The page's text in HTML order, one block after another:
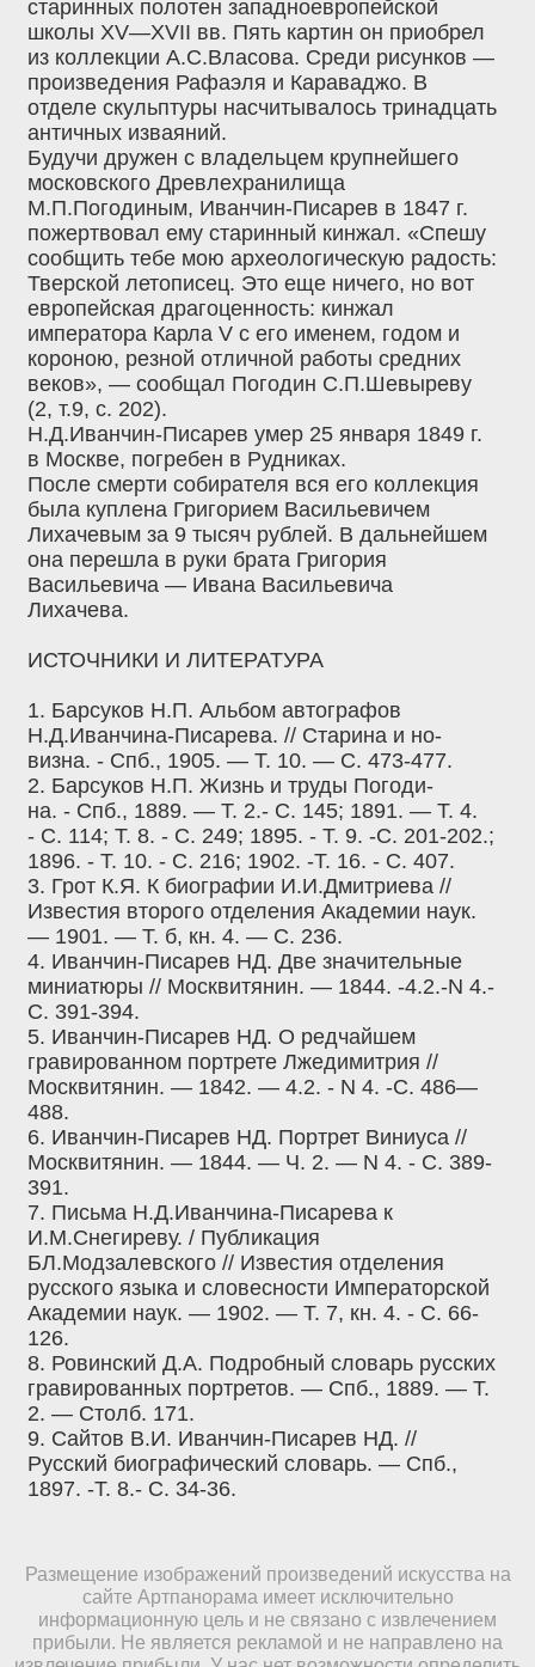
старинных полотен западноевропейской
школы XV—XVII вв. Пять картин он приобрел
из коллекции А.С.Власова. Среди рисунков —
произведения Рафаэля и Караваджо. В
отделе скульптуры насчитывалось тринадцать
античных изваяний.
Будучи дружен с владельцем крупнейшего
московского Древлехранилища
М.П.Погодиным, Иванчин-Писарев в 1847 г.
пожертвовал ему старинный кинжал. «Спешу
сообщить тебе мою археологическую радость:
Тверской летописец. Это еще ничего, но вот
европейская драгоценность: кинжал
императора Карла V с его именем, годом и
короною, резной отличной работы средних
веков», — сообщал Погодин С.П.Шевыреву
(2, т.9, с. 202).
Н.Д.Иванчин-Писарев умер 25 января 1849 г.
в Москве, погребен в Рудниках.
После смерти собирателя вся его коллекция
была куплена Григорием Васильевичем
Лихачевым за 9 тысяч рублей. В дальнейшем
она перешла в руки брата Григория
Васильевича — Ивана Васильевича
Лихачева.
ИСТОЧНИКИ И ЛИТЕРАТУРА
1. Барсуков Н.П. Альбом автографов
Н.Д.Иванчина-Писарева. // Старина и но-
визна. - Спб., 1905. — Т. 10. — С. 473-477.
2. Барсуков Н.П. Жизнь и труды Погоди-
на. - Спб., 1889. — Т. 2.- С. 145; 1891. — Т. 4.
- С. 114; Т. 8. - С. 249; 1895. - Т. 9. -С. 201-202.;
1896. - Т. 10. - С. 216; 1902. -Т. 16. - С. 407.
3. Грот К.Я. К биографии И.И.Дмитриева //
Известия второго отделения Академии наук.
— 1901. — Т. б, кн. 4. — С. 236.
4. Иванчин-Писарев НД. Две значительные
миниатюры // Москвитянин. — 1844. -4.2.-N 4.-
С. 391-394.
5. Иванчин-Писарев НД. О редчайшем
гравированном портрете Лжедимитрия //
Москвитянин. — 1842. — 4.2. - N 4. -С. 486—
488.
6. Иванчин-Писарев НД. Портрет Виниуса //
Москвитянин. — 1844. — Ч. 2. — N 4. - С. 389-
391.
7. Письма Н.Д.Иванчина-Писарева к
И.М.Снегиреву. / Публикация
БЛ.Модзалевского // Известия отделения
русского языка и словесности Императорской
Академии наук. — 1902. — Т. 7, кн. 4. - С. 66-
126.
8. Ровинский Д.А. Подробный словарь русских
гравированных портретов. — Спб., 1889. — Т.
2. — Столб. 171.
9. Сайтов В.И. Иванчин-Писарев НД. //
Русский биографический словарь. — Спб.,
1897. -Т. 8.- С. 34-36.
Размещение изображений произведений искусства на
сайте Артпанорама имеет исключительно
информационную цель и не связано с извлечением
прибыли. Не является рекламой и не направлено на